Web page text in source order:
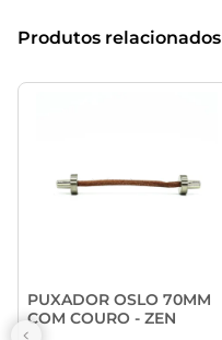
Produtos relacionados
PUXADOR OSLO 70MM
COM COURO - ZEN